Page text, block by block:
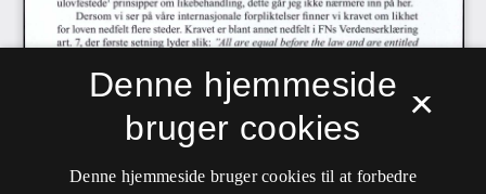
×
Denne hjemmeside
bruger cookies
Denne hjemmeside bruger cookies til at forbedre